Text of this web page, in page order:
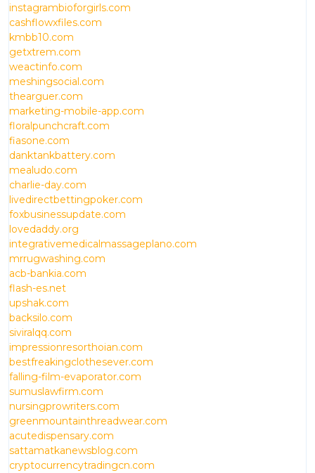
instagrambioforgirls.com
cashflowxfiles.com
kmbb10.com
getxtrem.com
weactinfo.com
meshingsocial.com
thearguer.com
marketing-mobile-app.com
floralpunchcraft.com
fiasone.com
danktankbattery.com
mealudo.com
charlie-day.com
livedirectbettingpoker.com
foxbusinessupdate.com
lovedaddy.org
integrativemedicalmassageplano.com
mrrugwashing.com
acb-bankia.com
flash-es.net
upshak.com
backsilo.com
siviralqq.com
impressionresorthoian.com
bestfreakingclothesever.com
falling-film-evaporator.com
sumuslawfirm.com
nursingprowriters.com
greenmountainthreadwear.com
acutedispensary.com
sattamatkanewsblog.com
cryptocurrencytradingcn.com